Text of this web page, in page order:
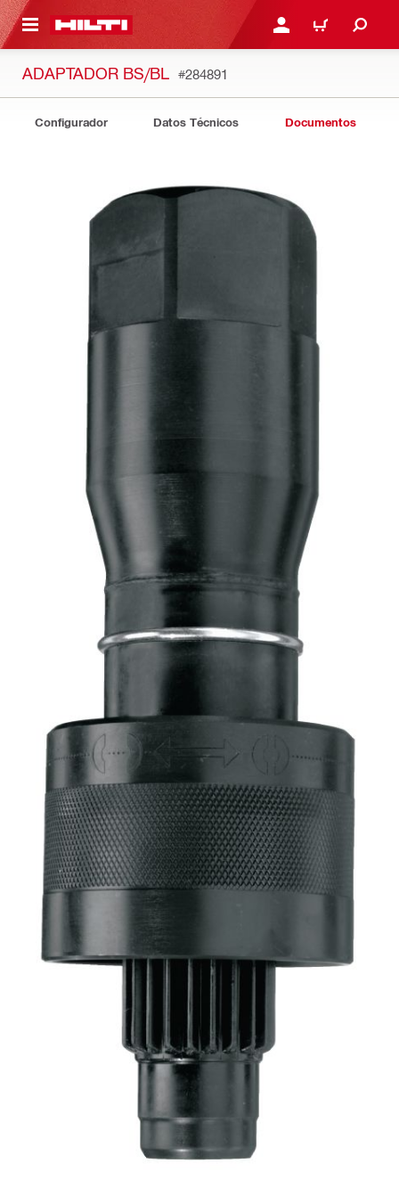
PRINCIPAL INICIE SESIÓN O
CARRITO
ADAPTADOR BS/BL #284891
Configurador Datos Técnicos Documentos